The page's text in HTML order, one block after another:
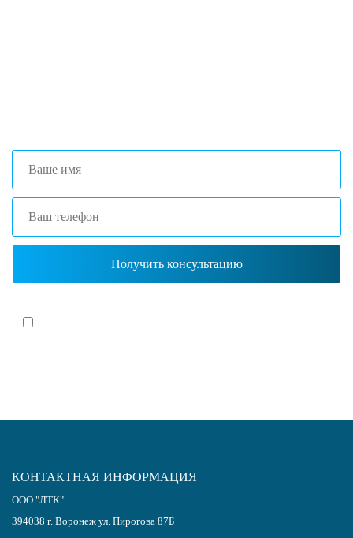
КОНТАКТНАЯ ИНФОРМАЦИЯ
ООО "ЛТК"
394038 г. Воронеж ул. Пирогова 87Б